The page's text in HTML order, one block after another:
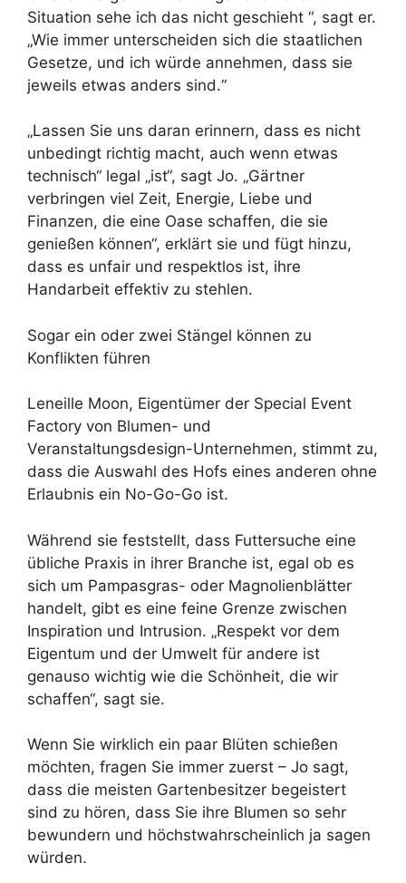
Situation sehe ich das nicht geschieht “, sagt er.
„Wie immer unterscheiden sich die staatlichen
Gesetze, und ich würde annehmen, dass sie
jeweils etwas anders sind.“
„Lassen Sie uns daran erinnern, dass es nicht
unbedingt richtig macht, auch wenn etwas
technisch“ legal „ist“, sagt Jo. „Gärtner
verbringen viel Zeit, Energie, Liebe und
Finanzen, die eine Oase schaffen, die sie
genießen können“, erklärt sie und fügt hinzu,
dass es unfair und respektlos ist, ihre
Handarbeit effektiv zu stehlen.
Sogar ein oder zwei Stängel können zu
Konflikten führen
Leneille Moon, Eigentümer der Special Event
Factory von Blumen- und
Veranstaltungsdesign-Unternehmen, stimmt zu,
dass die Auswahl des Hofs eines anderen ohne
Erlaubnis ein No-Go-Go ist.
Während sie feststellt, dass Futtersuche eine
übliche Praxis in ihrer Branche ist, egal ob es
sich um Pampasgras- oder Magnolienblätter
handelt, gibt es eine feine Grenze zwischen
Inspiration und Intrusion. „Respekt vor dem
Eigentum und der Umwelt für andere ist
genauso wichtig wie die Schönheit, die wir
schaffen“, sagt sie.
Wenn Sie wirklich ein paar Blüten schießen
möchten, fragen Sie immer zuerst – Jo sagt,
dass die meisten Gartenbesitzer begeistert
sind zu hören, dass Sie ihre Blumen so sehr
bewundern und höchstwahrscheinlich ja sagen
würden.